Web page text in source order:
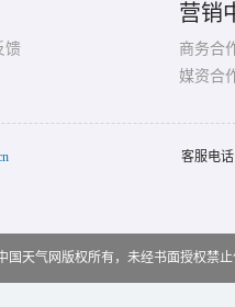
馈
营销
商务合
媒资合
客服电
国天气网版权所有，未经书面授权